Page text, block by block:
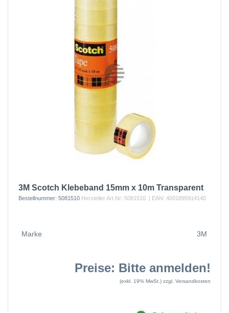
3M Scotch Klebeband 15mm x 10m Transparent
Bestellnummer: 5081510 Hersteller Art.Nr: 5081510 | EAN: 4001895914140
Marke 3M
Preise: Bitte anmelden!
(exkl. 19% MwSt.) zzgl. Versandkosten